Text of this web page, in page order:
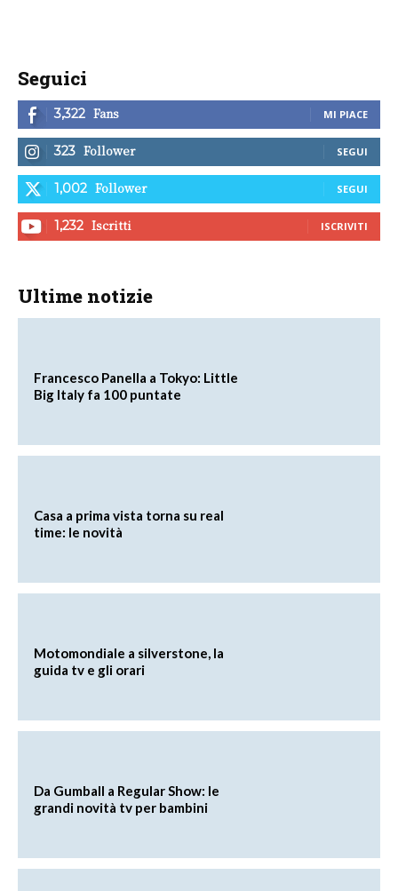
Seguici
3,322 Fans MI PIACE
323 Follower SEGUI
1,002 Follower SEGUI
1,232 Iscritti ISCRIVITI
Ultime notizie
Francesco Panella a Tokyo: Little
Big Italy fa 100 puntate
Casa a prima vista torna su real
time: le novità
Motomondiale a silverstone, la
guida tv e gli orari
Da Gumball a Regular Show: le
grandi novità tv per bambini